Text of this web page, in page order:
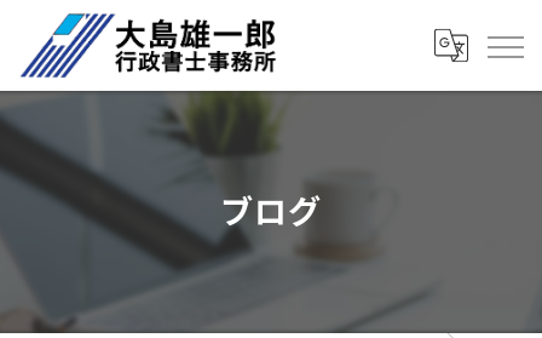
ブログ